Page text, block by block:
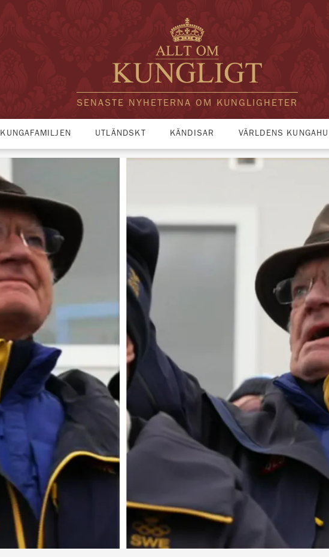
SENASTE NYHETERNA OM KUNGLIGHETER
KUNGAFAMILJEN UTLÄNDSKT KÄNDISAR VÄRLDENS